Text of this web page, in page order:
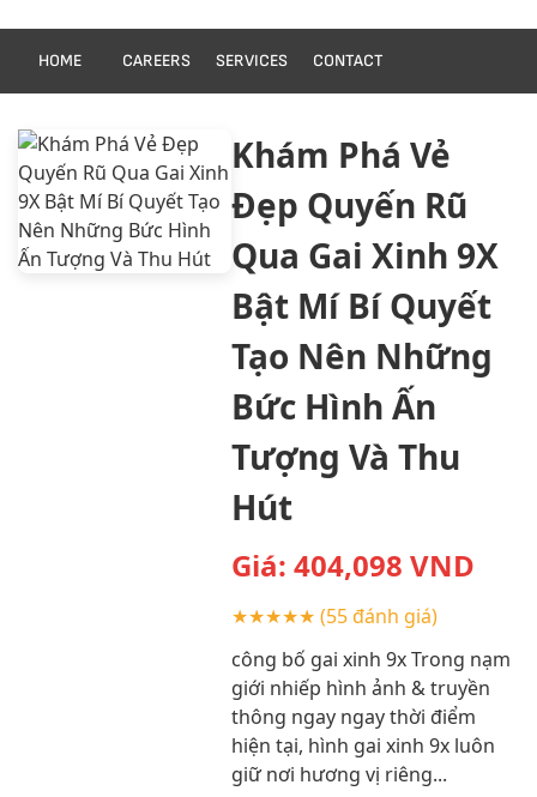
HOME CAREERS SERVICES CONTACT
Khám Phá Vẻ
Đẹp Quyến Rũ
Qua Gai Xinh 9X
Bật Mí Bí Quyết
Tạo Nên Những
Bức Hình Ấn
Tượng Và Thu
Hút
Giá: 404,098 VND
★★★★★ (55 đánh giá)
công bố gai xinh 9x Trong nạm
giới nhiếp hình ảnh & truyền
thông ngay ngay thời điểm
hiện tại, hình gai xinh 9x luôn
giữ nơi hương vị riêng...